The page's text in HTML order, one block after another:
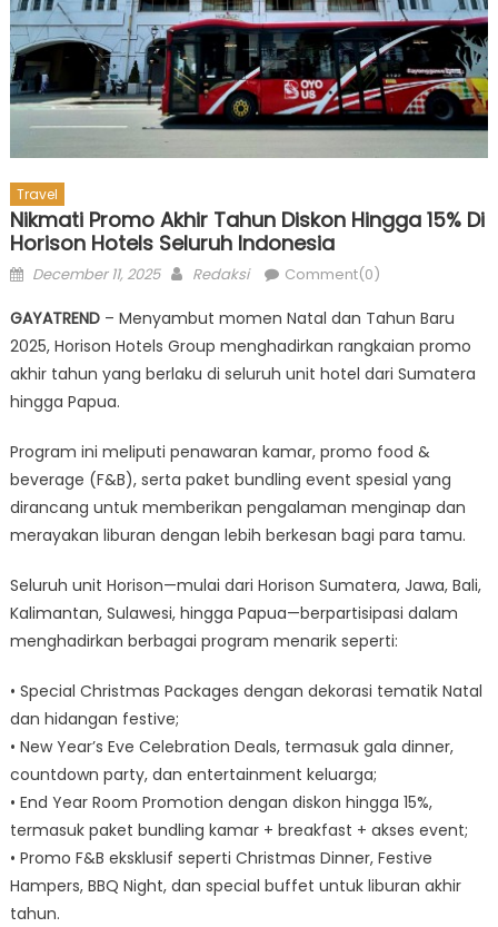
Travel
Nikmati Promo Akhir Tahun Diskon Hingga 15% Di
Horison Hotels Seluruh Indonesia
Posted
December 11, 2025 Author
Redaksi Comment(0)
GAYATREND– Menyambut momen Natal dan Tahun Baru
2025, Horison Hotels Group menghadirkan rangkaian promo
akhir tahun yang berlaku di seluruh unit hotel dari Sumatera
hingga Papua.
Program ini meliputi penawaran kamar, promo food &
beverage (F&B), serta paket bundling event spesial yang
dirancang untuk memberikan pengalaman menginap dan
merayakan liburan dengan lebih berkesan bagi para tamu.
Seluruh unit Horison—mulai dari Horison Sumatera, Jawa, Bali,
Kalimantan, Sulawesi, hingga Papua—berpartisipasi dalam
menghadirkan berbagai program menarik seperti:
• Special Christmas Packages dengan dekorasi tematik Natal
dan hidangan festive;
⁠• New Year’s Eve Celebration Deals, termasuk gala dinner,
countdown party, dan entertainment keluarga;
• ⁠End Year Room Promotion dengan diskon hingga 15%,
termasuk paket bundling kamar + breakfast + akses event;
• Promo F&B eksklusif seperti Christmas Dinner, Festive
Hampers, BBQ Night, dan special buffet untuk liburan akhir
tahun.